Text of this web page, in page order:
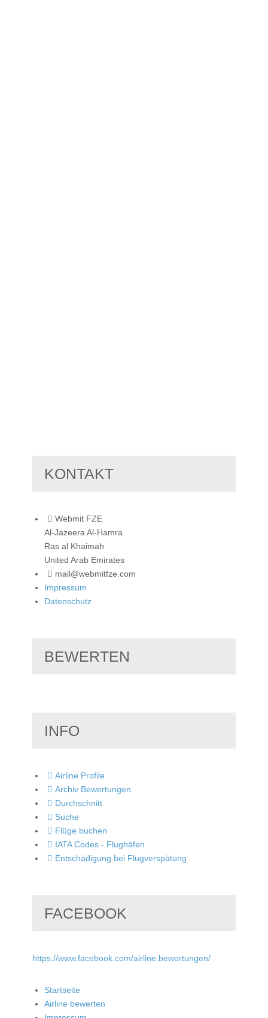
KONTAKT
Webmit FZE
Al-Jazeera Al-Hamra
Ras al Khaimah
United Arab Emirates
mail@webmitfze.com
Impressum
Datenschutz
BEWERTEN
INFO
Airline Profile
Archiv Bewertungen
Durchschnitt
Suche
Flüge buchen
IATA Codes - Flughäfen
Entschädigung bei Flugverspätung
FACEBOOK
https://www.facebook.com/airline.bewertungen/
Startseite
Airline bewerten